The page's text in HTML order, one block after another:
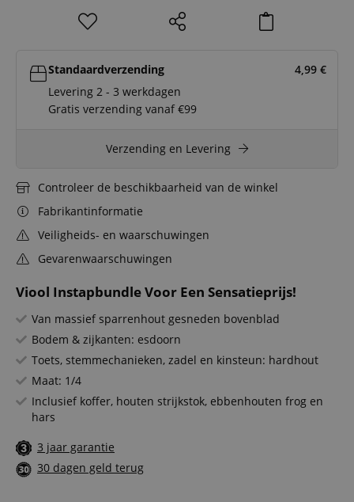
Viool Instapbundle Voor Een Sensatieprijs!
Van massief sparrenhout gesneden bovenblad
Bodem & zijkanten: esdoorn
Toets, stemmechanieken, zadel en kinsteun: hardhout
Maat: 1/4
Inclusief koffer, houten strijkstok, ebbenhouten frog en
hars
3 jaar garantie
30 dagen geld terug
Standaardverzending 4,99 €
Levering 2 - 3 werkdagen
Gratis verzending vanaf €99
Verzending en Levering
Controleer de beschikbaarheid van de winkel
Fabrikantinformatie
Veiligheids- en waarschuwingen
Gevarenwaarschuwingen